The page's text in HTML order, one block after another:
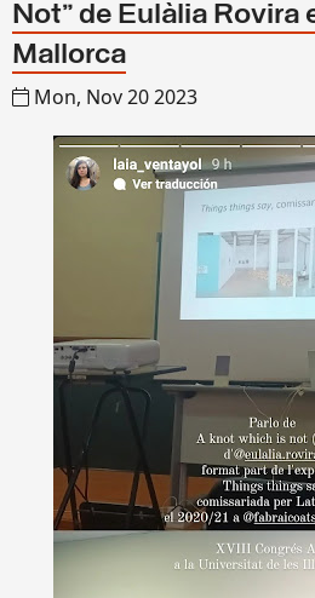
Not” de Eulàlia Rovira
Mallorca
Mon, Nov 20 2023